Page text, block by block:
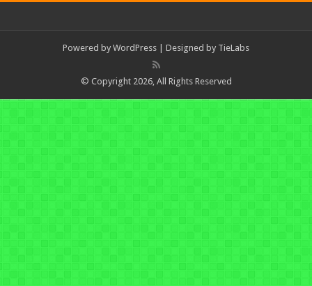
Powered by WordPress | Designed by TieLabs
© Copyright 2026, All Rights Reserved